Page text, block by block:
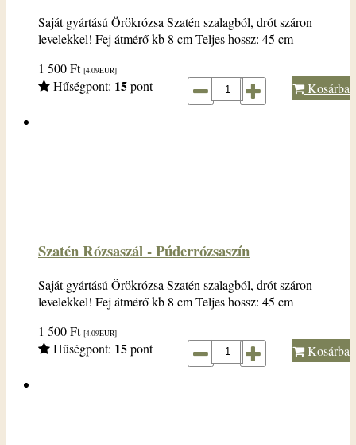
Saját gyártású Örökrózsa Szatén szalagból, drót száron
levelekkel! Fej átmérő kb 8 cm Teljes hossz: 45 cm
1 500Ft [4.09EUR]
Hűségpont: 15pont Kosárba
Szatén Rózsaszál - Púderrózsaszín
Saját gyártású Örökrózsa Szatén szalagból, drót száron
levelekkel! Fej átmérő kb 8 cm Teljes hossz: 45 cm
1 500Ft [4.09EUR]
Hűségpont: 15pont Kosárba